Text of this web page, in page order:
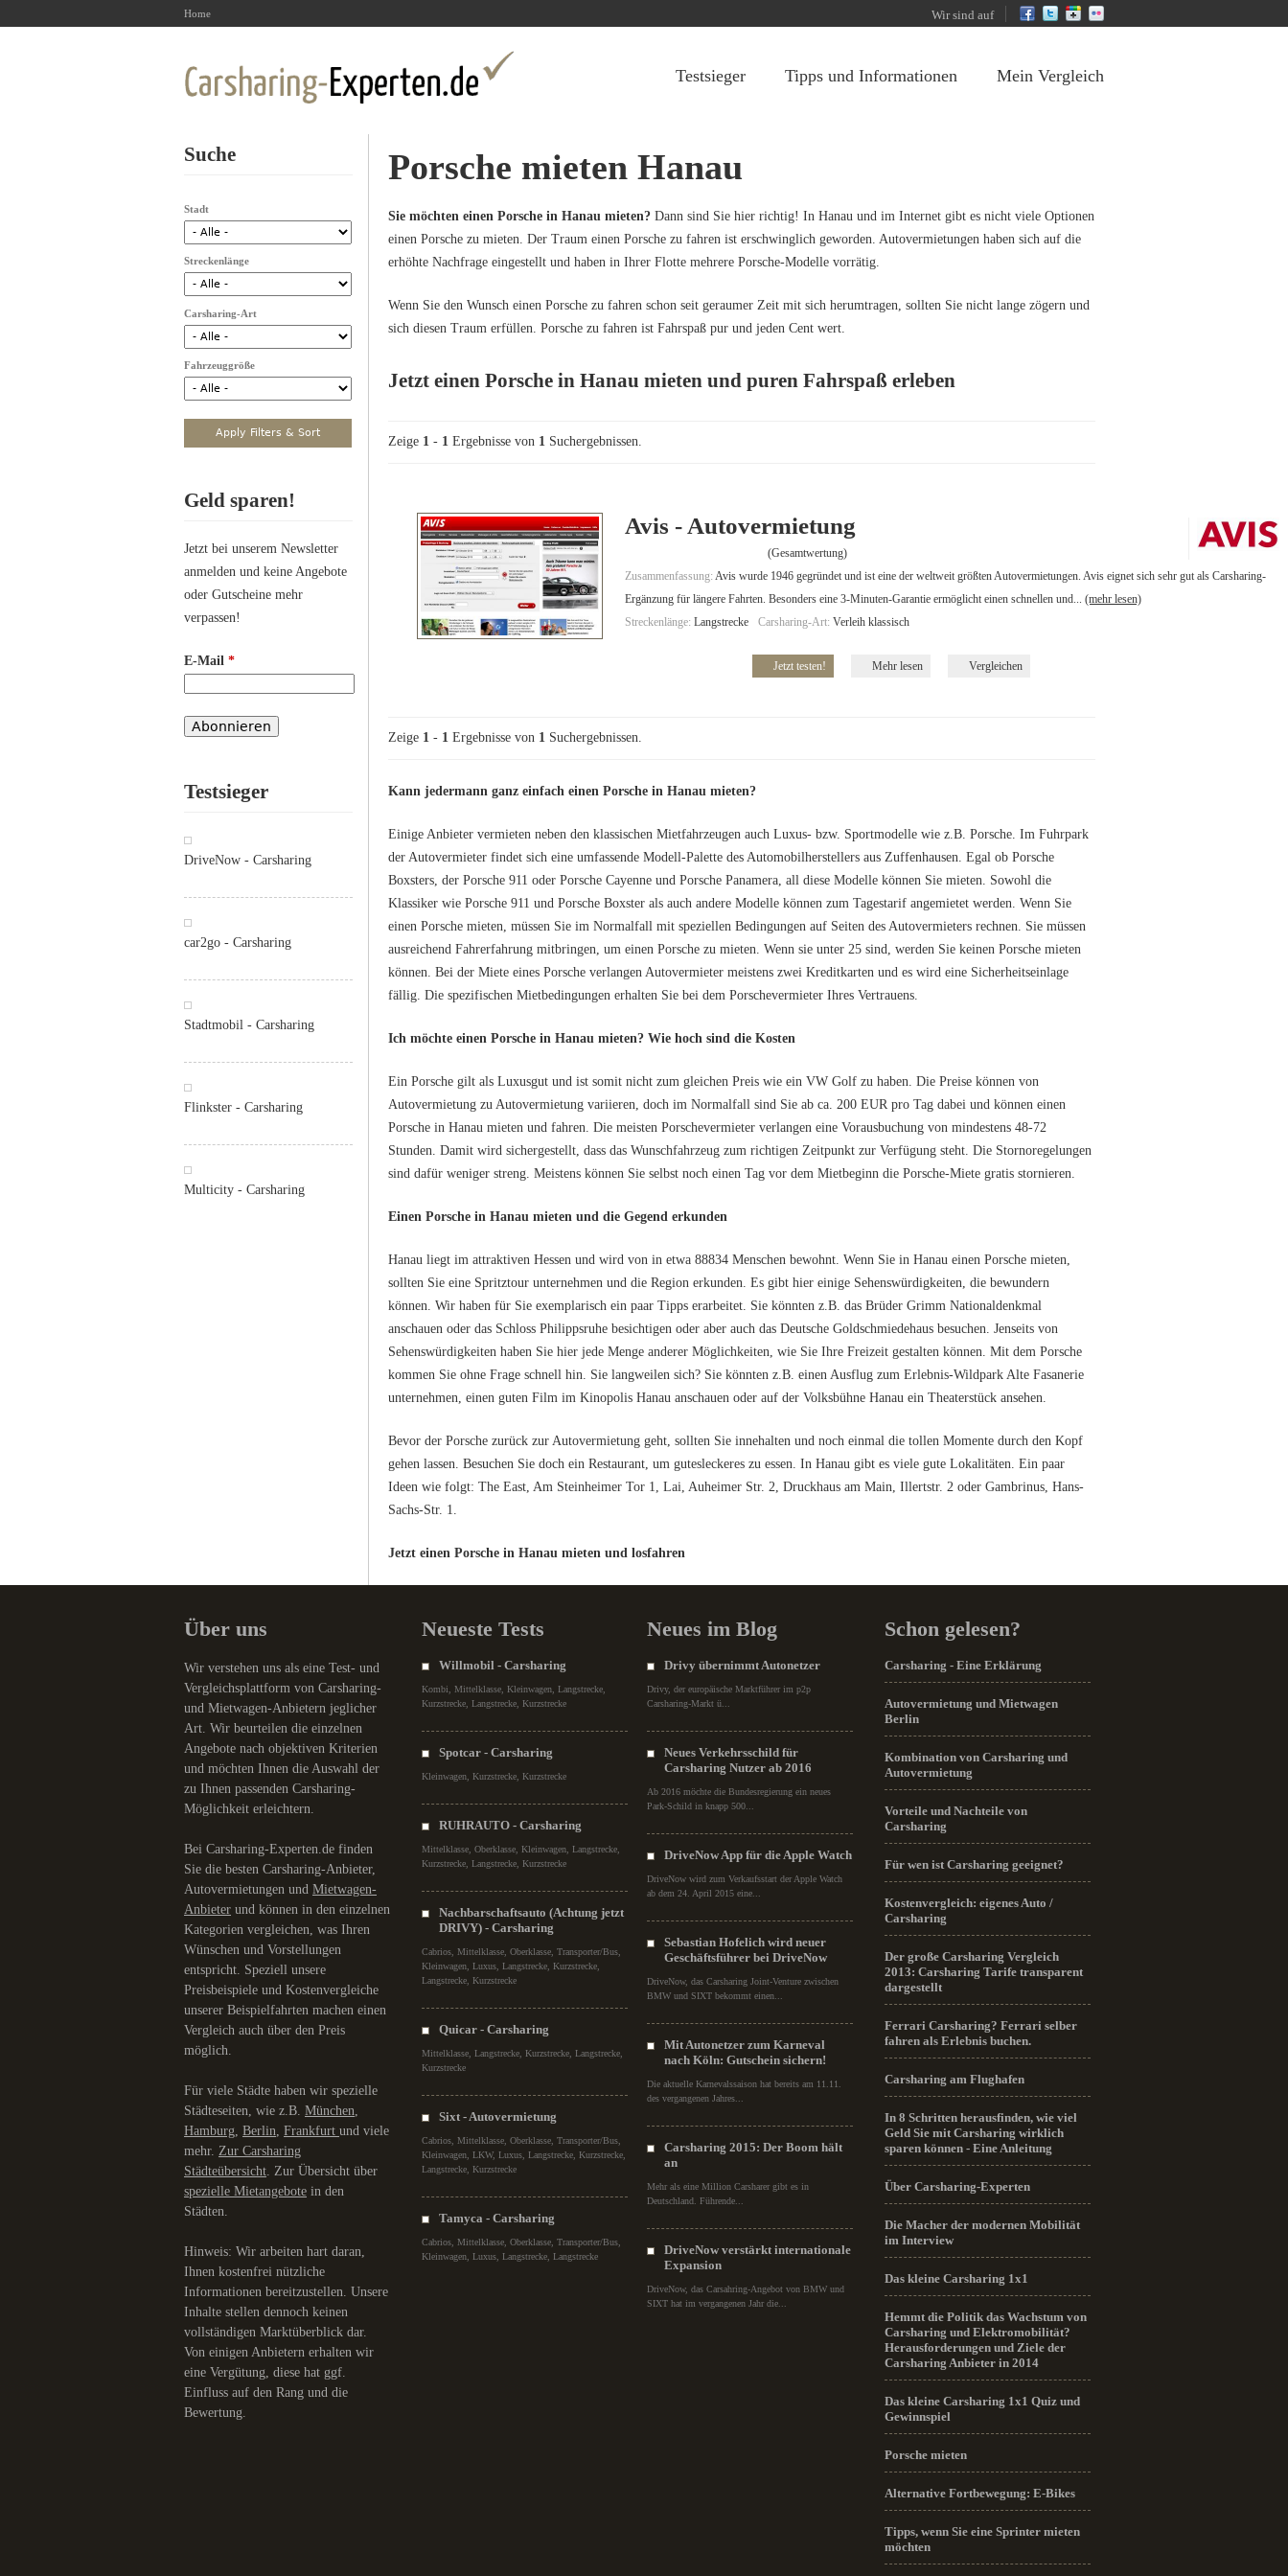
Home Wir sind auf
Testsieger Tipps und Informationen Mein Vergleich
Porsche mieten Hanau
Sie möchten einen Porsche in Hanau mieten? Dann sind Sie hier richtig! In Hanau und im Internet gibt es nicht viele Optionen
einen Porsche zu mieten. Der Traum einen Porsche zu fahren ist erschwinglich geworden. Autovermietungen haben sich auf die
erhöhte Nachfrage eingestellt und haben in Ihrer Flotte mehrere Porsche-Modelle vorrätig.
Wenn Sie den Wunsch einen Porsche zu fahren schon seit geraumer Zeit mit sich herumtragen, sollten Sie nicht lange zögern und
sich diesen Traum erfüllen. Porsche zu fahren ist Fahrspaß pur und jeden Cent wert.
Jetzt einen Porsche in Hanau mieten und puren Fahrspaß erleben
Zeige 1 - 1 Ergebnisse von 1 Suchergebnissen.
Avis - Autovermietung
(Gesamtwertung)
Zusammenfassung: Avis wurde 1946 gegründet und ist eine der weltweit größten Autovermietungen. Avis eignet sich sehr gut als Carsharing-
Ergänzung für längere Fahrten. Besonders eine 3-Minuten-Garantie ermöglicht einen schnellen und... (mehr lesen)
Streckenlänge: Langstrecke Carsharing-Art: Verleih klassisch
Jetzt testen! Mehr lesen Vergleichen
Zeige 1 - 1 Ergebnisse von 1 Suchergebnissen.
Kann jedermann ganz einfach einen Porsche in Hanau mieten?
Einige Anbieter vermieten neben den klassischen Mietfahrzeugen auch Luxus- bzw. Sportmodelle wie z.B. Porsche. Im Fuhrpark
der Autovermieter findet sich eine umfassende Modell-Palette des Automobilherstellers aus Zuffenhausen. Egal ob Porsche
Boxsters, der Porsche 911 oder Porsche Cayenne und Porsche Panamera, all diese Modelle können Sie mieten. Sowohl die
Klassiker wie Porsche 911 und Porsche Boxster als auch andere Modelle können zum Tagestarif angemietet werden. Wenn Sie
einen Porsche mieten, müssen Sie im Normalfall mit speziellen Bedingungen auf Seiten des Autovermieters rechnen. Sie müssen
ausreichend Fahrerfahrung mitbringen, um einen Porsche zu mieten. Wenn sie unter 25 sind, werden Sie keinen Porsche mieten
können. Bei der Miete eines Porsche verlangen Autovermieter meistens zwei Kreditkarten und es wird eine Sicherheitseinlage
fällig. Die spezifischen Mietbedingungen erhalten Sie bei dem Porschevermieter Ihres Vertrauens.
Ich möchte einen Porsche in Hanau mieten? Wie hoch sind die Kosten
Ein Porsche gilt als Luxusgut und ist somit nicht zum gleichen Preis wie ein VW Golf zu haben. Die Preise können von
Autovermietung zu Autovermietung variieren, doch im Normalfall sind Sie ab ca. 200 EUR pro Tag dabei und können einen
Porsche in Hanau mieten und fahren. Die meisten Porschevermieter verlangen eine Vorausbuchung von mindestens 48-72
Stunden. Damit wird sichergestellt, dass das Wunschfahrzeug zum richtigen Zeitpunkt zur Verfügung steht. Die Stornoregelungen
sind dafür weniger streng. Meistens können Sie selbst noch einen Tag vor dem Mietbeginn die Porsche-Miete gratis stornieren.
Einen Porsche in Hanau mieten und die Gegend erkunden
Hanau liegt im attraktiven Hessen und wird von in etwa 88834 Menschen bewohnt. Wenn Sie in Hanau einen Porsche mieten,
sollten Sie eine Spritztour unternehmen und die Region erkunden. Es gibt hier einige Sehenswürdigkeiten, die bewundern
können. Wir haben für Sie exemplarisch ein paar Tipps erarbeitet. Sie könnten z.B. das Brüder Grimm Nationaldenkmal
anschauen oder das Schloss Philippsruhe besichtigen oder aber auch das Deutsche Goldschmiedehaus besuchen. Jenseits von
Sehenswürdigkeiten haben Sie hier jede Menge anderer Möglichkeiten, wie Sie Ihre Freizeit gestalten können. Mit dem Porsche
kommen Sie ohne Frage schnell hin. Sie langweilen sich? Sie könnten z.B. einen Ausflug zum Erlebnis-Wildpark Alte Fasanerie
unternehmen, einen guten Film im Kinopolis Hanau anschauen oder auf der Volksbühne Hanau ein Theaterstück ansehen.
Bevor der Porsche zurück zur Autovermietung geht, sollten Sie innehalten und noch einmal die tollen Momente durch den Kopf
gehen lassen. Besuchen Sie doch ein Restaurant, um gutesleckeres zu essen. In Hanau gibt es viele gute Lokalitäten. Ein paar
Ideen wie folgt: The East, Am Steinheimer Tor 1, Lai, Auheimer Str. 2, Druckhaus am Main, Illertstr. 2 oder Gambrinus, Hans-
Sachs-Str. 1.
Jetzt einen Porsche in Hanau mieten und losfahren
Suche
Stadt
Streckenlänge
Carsharing-Art
Fahrzeuggröße
Geld sparen!
Jetzt bei unserem Newsletter
anmelden und keine Angebote
oder Gutscheine mehr
verpassen!
E-Mail *
Testsieger
DriveNow - Carsharing
car2go - Carsharing
Stadtmobil - Carsharing
Flinkster - Carsharing
Multicity - Carsharing
Über uns
Wir verstehen uns als eine Test- und
Vergleichsplattform von Carsharing-
und Mietwagen-Anbietern jeglicher
Art. Wir beurteilen die einzelnen
Angebote nach objektiven Kriterien
und möchten Ihnen die Auswahl der
zu Ihnen passenden Carsharing-
Möglichkeit erleichtern.
Bei Carsharing-Experten.de finden
Sie die besten Carsharing-Anbieter,
Autovermietungen und Mietwagen-
Anbieter und können in den einzelnen
Kategorien vergleichen, was Ihren
Wünschen und Vorstellungen
entspricht. Speziell unsere
Preisbeispiele und Kostenvergleiche
unserer Beispielfahrten machen einen
Vergleich auch über den Preis
möglich.
Für viele Städte haben wir spezielle
Städteseiten, wie z.B. München,
Hamburg, Berlin, Frankfurt und viele
mehr. Zur Carsharing
Städteübersicht. Zur Übersicht über
spezielle Mietangebote in den
Städten.
Hinweis: Wir arbeiten hart daran,
Ihnen kostenfrei nützliche
Informationen bereitzustellen. Unsere
Inhalte stellen dennoch keinen
vollständigen Marktüberblick dar.
Von einigen Anbietern erhalten wir
eine Vergütung, diese hat ggf.
Einfluss auf den Rang und die
Bewertung.
Neueste Tests
Willmobil - Carsharing
Kombi, Mittelklasse, Kleinwagen, Langstrecke,
Kurzstrecke, Langstrecke, Kurzstrecke
Spotcar - Carsharing
Kleinwagen, Kurzstrecke, Kurzstrecke
RUHRAUTO - Carsharing
Mittelklasse, Oberklasse, Kleinwagen, Langstrecke,
Kurzstrecke, Langstrecke, Kurzstrecke
Nachbarschaftsauto (Achtung jetzt
DRIVY) - Carsharing
Cabrios, Mittelklasse, Oberklasse, Transporter/Bus,
Kleinwagen, Luxus, Langstrecke, Kurzstrecke,
Langstrecke, Kurzstrecke
Quicar - Carsharing
Mittelklasse, Langstrecke, Kurzstrecke, Langstrecke,
Kurzstrecke
Sixt - Autovermietung
Cabrios, Mittelklasse, Oberklasse, Transporter/Bus,
Kleinwagen, LKW, Luxus, Langstrecke, Kurzstrecke,
Langstrecke, Kurzstrecke
Tamyca - Carsharing
Cabrios, Mittelklasse, Oberklasse, Transporter/Bus,
Kleinwagen, Luxus, Langstrecke, Langstrecke
Neues im Blog
Drivy übernimmt Autonetzer
Drivy, der europäische Marktführer im p2p
Carsharing-Markt ü...
Neues Verkehrsschild für
Carsharing Nutzer ab 2016
Ab 2016 möchte die Bundesregierung ein neues
Park-Schild in knapp 500...
DriveNow App für die Apple Watch
DriveNow wird zum Verkaufsstart der Apple Watch
ab dem 24. April 2015 eine...
Sebastian Hofelich wird neuer
Geschäftsführer bei DriveNow
DriveNow, das Carsharing Joint-Venture zwischen
BMW und SIXT bekommt einen...
Mit Autonetzer zum Karneval
nach Köln: Gutschein sichern!
Die aktuelle Karnevalssaison hat bereits am 11.11.
des vergangenen Jahres...
Carsharing 2015: Der Boom hält
an
Mehr als eine Million Carsharer gibt es in
Deutschland. Führende...
DriveNow verstärkt internationale
Expansion
DriveNow, das Carsahring-Angebot von BMW und
SIXT hat im vergangenen Jahr die...
Schon gelesen?
Carsharing - Eine Erklärung
Autovermietung und Mietwagen
Berlin
Kombination von Carsharing und
Autovermietung
Vorteile und Nachteile von
Carsharing
Für wen ist Carsharing geeignet?
Kostenvergleich: eigenes Auto /
Carsharing
Der große Carsharing Vergleich
2013: Carsharing Tarife transparent
dargestellt
Ferrari Carsharing? Ferrari selber
fahren als Erlebnis buchen.
Carsharing am Flughafen
In 8 Schritten herausfinden, wie viel
Geld Sie mit Carsharing wirklich
sparen können - Eine Anleitung
Über Carsharing-Experten
Die Macher der modernen Mobilität
im Interview
Das kleine Carsharing 1x1
Hemmt die Politik das Wachstum von
Carsharing und Elektromobilität?
Herausforderungen und Ziele der
Carsharing Anbieter in 2014
Das kleine Carsharing 1x1 Quiz und
Gewinnspiel
Porsche mieten
Alternative Fortbewegung: E-Bikes
Tipps, wenn Sie eine Sprinter mieten
möchten